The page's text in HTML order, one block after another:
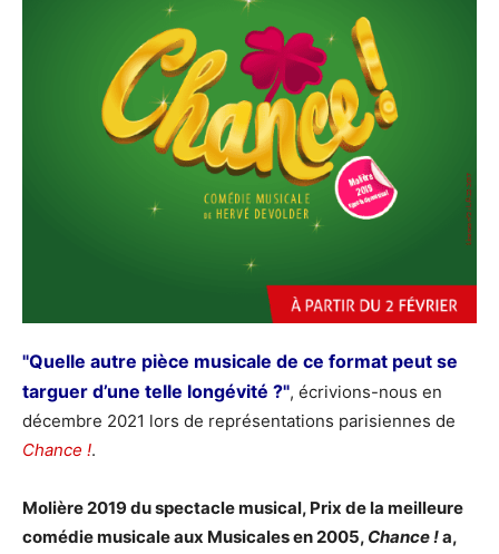
"Quelle autre pièce musicale de ce format peut se
targuer d’une telle longévité ?", écrivions-nous en
décembre 2021 lors de représentations parisiennes de
Chance !.
Molière 2019 du spectacle musical, Prix de la meilleure
comédie musicale aux Musicales en 2005, Chance !a,